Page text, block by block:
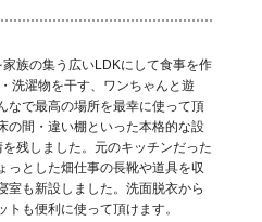
族の集う広いLDKにして食事を作
洗濯物を干す、ワンちゃんと遊
なで最高の場所を最幸に使って頂
の間・違い棚といった本格的な設
残しました。元のキッチンだった
っとした畑仕事の長靴や道具を収
室も新設しました。洗面脱衣から
も便利に使って頂けます。